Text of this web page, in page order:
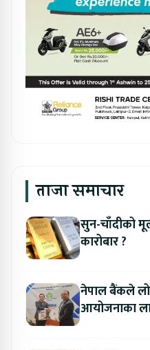
ताजा समाचार
सुन-चाँदीको
कारोबार ?
नेपाल बैंकले
आयोजनाका